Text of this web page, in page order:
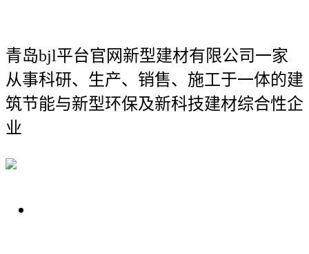
青岛bjl平台官网新型建材有限公司一家
从事科研、生产、销售、施工于一体的建
筑节能与新型环保及新科技建材综合性企
业